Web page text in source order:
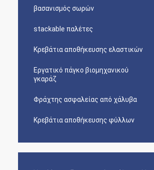
βασανισμός σωρών
stackable παλέτες
Κρεβάτια αποθήκευσης ελαστικών
Εργατικό πάγκο βιομηχανικού
γκαράζ
Φράχτης ασφαλείας από χάλυβα
Κρεβάτια αποθήκευσης φύλλων